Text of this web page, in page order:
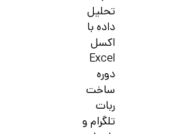
تحلیل
داده با
اکسل
Excel
دوره
ساخت
ربات
تلگرام و